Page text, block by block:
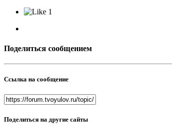
1
Поделиться сообщением
Ссылка на сообщение
Поделиться на другие сайты